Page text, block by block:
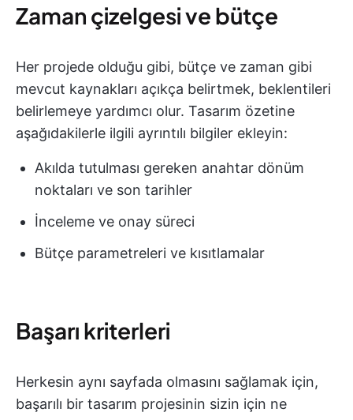
Zaman çizelgesi ve bütçe
Her projede olduğu gibi, bütçe ve zaman gibi
mevcut kaynakları açıkça belirtmek, beklentileri
belirlemeye yardımcı olur. Tasarım özetine
aşağıdakilerle ilgili ayrıntılı bilgiler ekleyin:
Akılda tutulması gereken anahtar dönüm
noktaları ve son tarihler
İnceleme ve onay süreci
Bütçe parametreleri ve kısıtlamalar
Başarı kriterleri
Herkesin aynı sayfada olmasını sağlamak için,
başarılı bir tasarım projesinin sizin için ne